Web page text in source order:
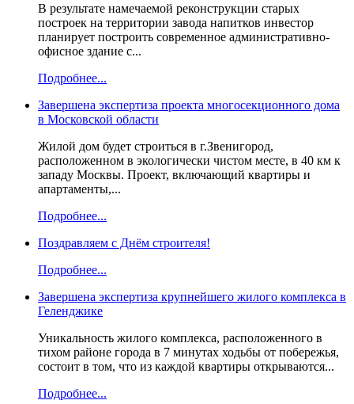
В результате намечаемой реконструкции старых
построек на территории завода напитков инвестор
планирует построить современное административно-
офисное здание с...
Подробнее...
Завершена экспертиза проекта многосекционного дома
в Московской области
Жилой дом будет строиться в г.Звенигород,
расположенном в экологически чистом месте, в 40 км к
западу Москвы. Проект, включающий квартиры и
апартаменты,...
Подробнее...
Поздравляем с Днём строителя!
Подробнее...
Завершена экспертиза крупнейшего жилого комплекса в
Геленджике
Уникальность жилого комплекса, расположенного в
тихом районе города в 7 минутах ходьбы от побережья,
состоит в том, что из каждой квартиры открываются...
Подробнее...